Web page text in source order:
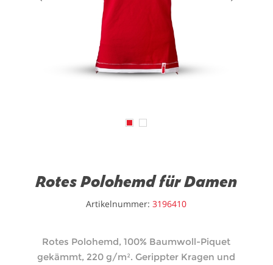
Rotes Polohemd für Damen
Artikelnummer: 3196410
Rotes Polohemd, 100% Baumwoll-Piquet
gekämmt, 220 g/m². Gerippter Kragen und